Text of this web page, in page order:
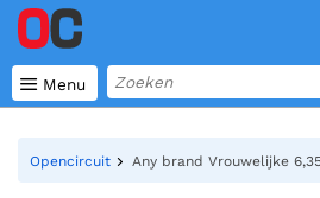
 Menu
Opencircuit Any brand Vrouwelijke